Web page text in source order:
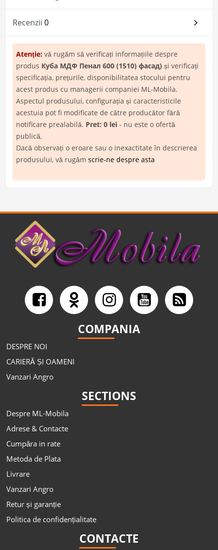
Recenzii 0
Atenţie: vă rugăm să verificați informațiile despre
produs Куба МДФ Пенал 600 (1510) фасад) și verificați
specificația, prețurile, disponibilitatea stocului pentru
acest produs cu managerii companiei ML-Mobila.
Aspectul produsului, configurația și caracteristicile
acestuia pot fi modificate de către producător fără
notificare prealabilă. Pret: 0 lei - nu este o ofertă
publică.
Dacă observați o eroare sau o inexactitate în descrierea
produsului, vă rugăm scrie-ne despre asta
COMPANIA
DESPRE NOI
CARIERĂ ȘI OAMENI
Vanzari Angro
SECTIONS
Despre ML-Mobila
Adrese & Contacte
Cumpăra in rate
Metoda de Plata
Livrare
Vanzari Angro
Retur și garanție
Politica de confidențialitate
CONTACTE